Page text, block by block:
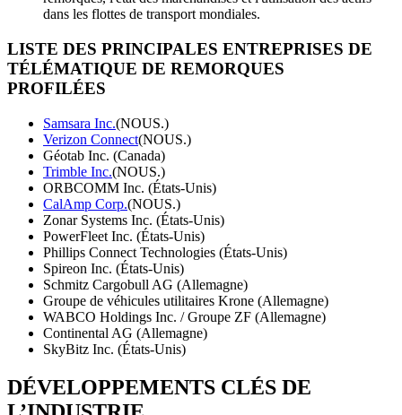
dans les flottes de transport mondiales.
LISTE DES PRINCIPALES ENTREPRISES DE
TÉLÉMATIQUE DE REMORQUES
PROFILÉES
Samsara Inc.(NOUS.)
Verizon Connect(NOUS.)
Géotab Inc. (Canada)
Trimble Inc.(NOUS.)
ORBCOMM Inc. (États-Unis)
CalAmp Corp.(NOUS.)
Zonar Systems Inc. (États-Unis)
PowerFleet Inc. (États-Unis)
Phillips Connect Technologies (États-Unis)
Spireon Inc. (États-Unis)
Schmitz Cargobull AG (Allemagne)
Groupe de véhicules utilitaires Krone (Allemagne)
WABCO Holdings Inc. / Groupe ZF (Allemagne)
Continental AG (Allemagne)
SkyBitz Inc. (États-Unis)
DÉVELOPPEMENTS CLÉS DE